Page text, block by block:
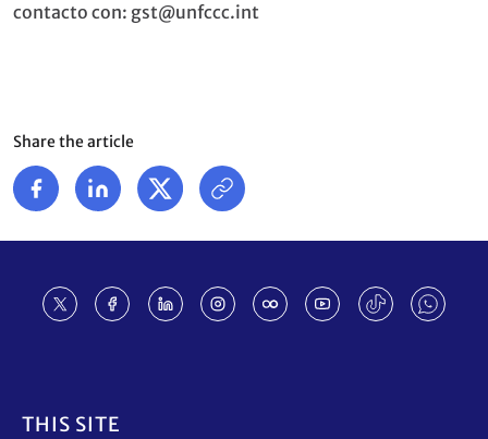
contacto con: gst@unfccc.int
Share the article
THIS SITE